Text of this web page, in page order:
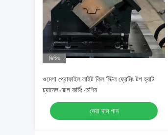
ভিডিও
ওমেগা প্রোফাইল লাইট কিল স্টিল ফ্রেমিং টপ হ্যাট
চ্যানেল রোল ফর্মিং মেশিন
সেরা দাম পান